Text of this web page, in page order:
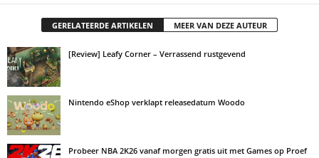
GERELATEERDE ARTIKELEN MEER VAN DEZE AUTEUR
[Review] Leafy Corner – Verrassend rustgevend
Nintendo eShop verklapt releasedatum Woodo
Probeer NBA 2K26 vanaf morgen gratis uit met Games op Proef